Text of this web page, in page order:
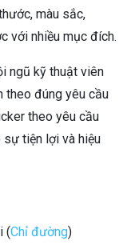
màu sắc,
với nhiều mục đích.
ngũ kỹ thuật viên
theo đúng yêu cầu
theo yêu cầu
sự tiện lợi và hiệu
(Chỉ đường)